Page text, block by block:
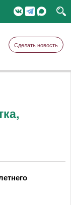
Сделать новость